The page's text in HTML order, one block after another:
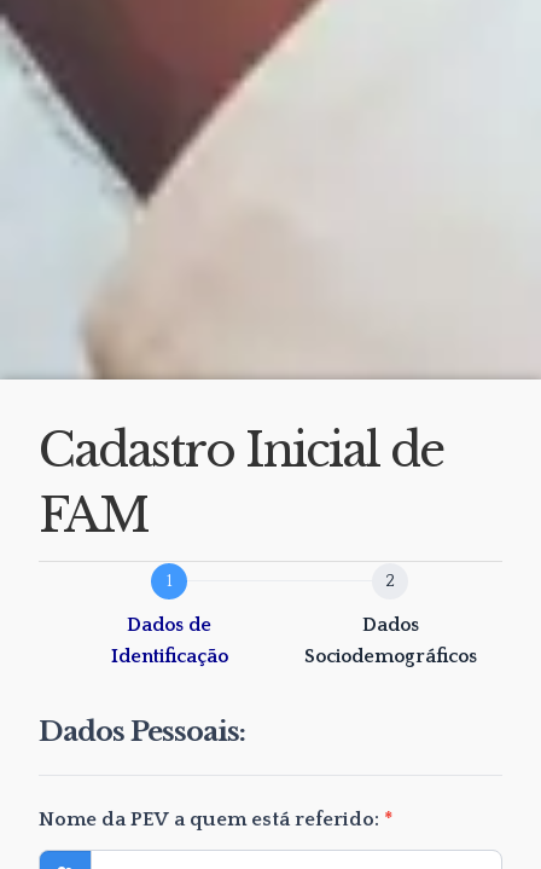
Cadastro Inicial de
FAM
Dados de
Identificação
Dados
Sociodemográficos
Dados Pessoais:
Nome da PEV a quem está referido: *